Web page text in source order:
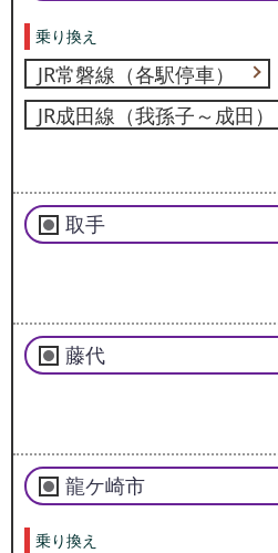
乗り換え
JR常磐線（各駅停車）
JR成田線（我孫子～成田）
取手
藤代
龍ケ崎市
乗り換え